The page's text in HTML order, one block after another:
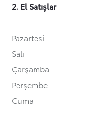
2. El Satışlar
Pazartesi
Salı
Çarşamba
Perşembe
Cuma